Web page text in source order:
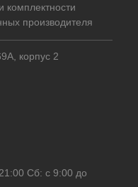
комплектности
производителя
корпус 2
Сб: с 9:00 до